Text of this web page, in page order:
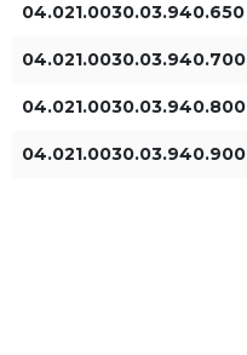
04.021.0030.03.940.650
04.021.0030.03.940.700
04.021.0030.03.940.800
04.021.0030.03.940.900